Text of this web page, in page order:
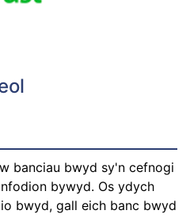
banciau bwyd sy'n cefnogi
bywyd. Os ydych
bwyd, gall eich banc bwyd